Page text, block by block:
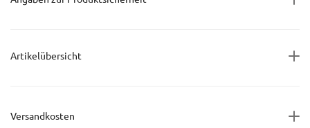
Artikelübersicht
Versandkosten